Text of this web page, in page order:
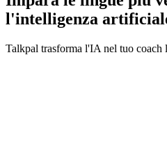
l'intelligenza
Talkpal trasforma l'IA nel tuo coach